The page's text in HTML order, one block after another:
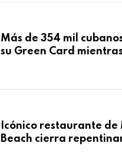
Más de 354 mil
su Green Card mientras
Icónico restaurante de
Beach cierra